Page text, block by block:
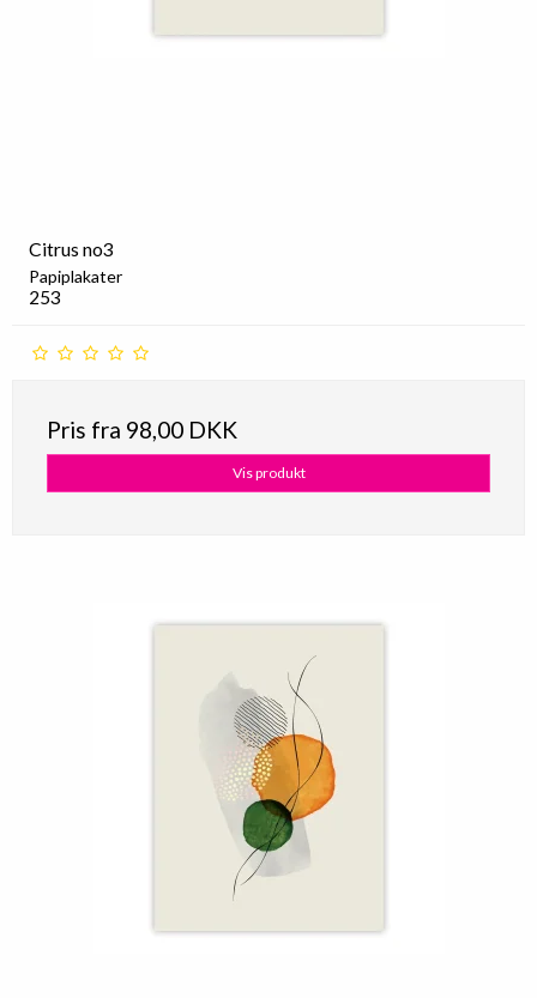
Citrus no3
Papiplakater
253
Pris fra 98,00 DKK
Vis produkt